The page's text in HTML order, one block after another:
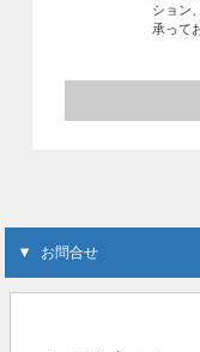
ション
承って
お問合せ